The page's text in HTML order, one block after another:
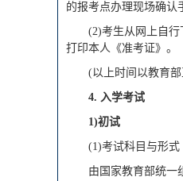
的报考点办理现场确认
(2)考生从网上自
打印本人《准考证》。
(以上时间以教育
4. 入学考试
1)初试
(1)考试科目与形式
由国家教育部统一